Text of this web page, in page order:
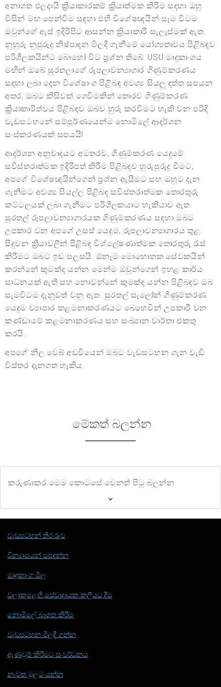
අනාගත ඵලදායි ක්‍රියාකාරකම් ක්‍රියාත්මක කිරීම සඳහා ඔහු
විසින් මඟ පෙන්වීම සඳහා එහි විශේෂඥයින් සෑම විටම
ඔවුන්ගේ ඇස් ඉදිරිපිට ආසන්න ක්‍රියාකාරී සැලැස්මක් ඇත.
නුහුරු නුපුරුදු නිෂ්පාදන මිලදී ගැනීමේ යෝග්‍යතාවය පිළිබඳව
පරිශීලකයින්ට බොහෝ විට ප්‍රශ්න තිබේ. USU මෘදුකාංගය
මඟින් ඔබේ සුරතලාගේ රූපලාවන්‍යාගාර ගිණුම්කරණය
සඳහා ලබා දෙන විශේෂාංග පිළිබඳ අවශ්‍ය සියලු දත්ත සපයන
අතර, ඔබට කිසිවක් ගෙවීමකින් තොරව ගිණුම්කරණ
ක්‍රියාකාරිත්වය පිළිබඳව ඔබව හුරු කරවීමට හැකි වන පරිදි
වැඩසටහනේ සම්පූර්ණයෙන්ම නොමිලේ ආදර්ශන
සංස්කරණයක් සපයයි!
ආදර්ශන අනුවාදයට අමතරව, ගිණුම්කරණ යෙදුමේ
සවිස්තරාත්මක ඉදිරිපත් කිරීම පිළිබඳව හුරුපුරුදු වීමට,
අපගේ විශේෂඥයින්ගෙන් ප්‍රශ්න ඇසීමට සහ ඔහුට දැන
ගැනීමට අවශ්‍ය සියල්ල පිළිබඳ සවිස්තරාත්මක තොරතුරු
කට්ටලයක් ලබා ගැනීමට පරිශීලකයාට හැකියාව ඇත.
සුරතල් රූපලාවන්‍යාගාරයක ගිණුම්කරණය සඳහා ඔබට
උපකාර වන අපගේ උසස් යෙදුම, රූපලාවන්‍යාගාරය තුළ
සිදුවන ක්‍රියාවලීන් පිළිබඳ විශ්ලේෂණාත්මක තොරතුරු රැස්
කිරීමට ඔබට ඉඩ සලසයි. ඕනෑම මොහොතක සේවකයින්
කරන්නේ කුමක්ද යන්න මෙන්ම ඔවුන්ගෙන් ඉහළ කාර්ය
සාධනයක් ඇති සහ නොවන්නේ කුමක්ද යන්න පිළිබඳව ඔබ
සැමවිටම දැනුවත් වනු ඇත. සුරතල් සැලෝන් ගිණුම්කරණ
යෙදුම ව්‍යාපාර කළමනාකරණයට බෙහෙවින් උපකාරී වන
කණ්ඩායම් කළමනාකරණය සහ සංඛ්‍යාන වාර්තා එකතු
කරයි.
අපගේ නිල වෙබ් අඩවියෙන් ඔබට වැඩසටහන ගැන වැඩි
විස්තර දැනගත හැකිය.
මේකත් බලන්න
කරුණාකර මෙම කොටසේ වෙනත් පිටු බලන්න
වැඩසටහන් තිර රුව
වින්‍යාසයන් සසඳන්න
මෘදුකාංග මිල
වලාකුළෙහි සේවාදායක කුලියට දීම
නොමිලේ බාගත කිරීම
වැඩසටහන මිලදී ගන්න
ඇණවුම් කිරීමට සංවර්ධනය
නැවත මුලට යන්න